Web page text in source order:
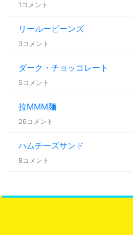
1コメント
リールービーンズ
3コメント
ダーク・チョッコレート
5コメント
拉MMM麺
26コメント
ハムチーズサンド
8コメント